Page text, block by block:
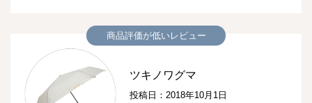
商品評価が低いレビュー
ツキノワグマ
投稿日：2018年10月1日